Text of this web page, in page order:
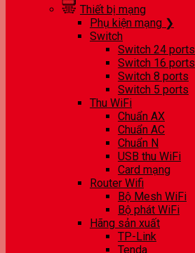
Thiết bị mạng
Phụ kiện mạng ❯
Switch
Switch 24 ports
Switch 16 ports
Switch 8 ports
Switch 5 ports
Thu WiFi
Chuẩn AX
Chuẩn AC
Chuẩn N
USB thu WiFi
Card mạng
Router Wifi
Bộ Mesh WiFi
Bộ phát WiFi
Hãng sản xuất
TP-Link
Tenda